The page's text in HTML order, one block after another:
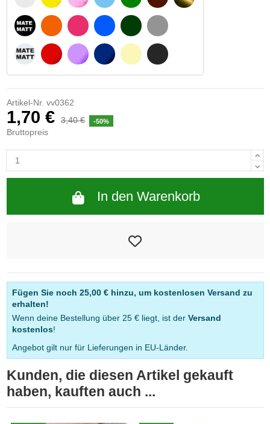
MATTSCHWARZ
MATTWEIß
ORANGE
ROT
FUCHSIA
LILA
BLAU
DUNKELBLAU
DUNKELGRÜN
BEIGE
HELLGRAU
DUNKELGRAU
Artikel-Nr. vv0362
1,70 € 3,40 € -50%
Bruttopreis
In den Warenkorb
Fügen Sie noch 25,00 €hinzu, um kostenlosen Versand zu
erhalten!
Wenn deine Bestellung über 25 € liegt, ist der Versand
kostenlos!
Angebot gilt nur für Lieferungen in EU-Länder.
Kunden, die diesen Artikel gekauft
haben, kauften auch ...